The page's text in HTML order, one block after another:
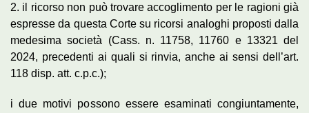
2. il ricorso non può trovare accoglimento per le ragioni già
espresse da questa Corte su ricorsi analoghi proposti dalla
medesima società (Cass. n. 11758, 11760 e 13321 del
2024, precedenti ai quali si rinvia, anche ai sensi dell’art.
118 disp. att. c.p.c.);
i due motivi possono essere esaminati congiuntamente,